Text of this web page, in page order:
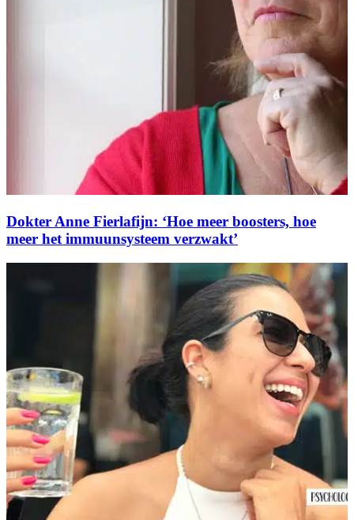
Dokter Anne Fierlafijn: ‘Hoe meer boosters, hoe
meer het immuunsysteem verzwakt’